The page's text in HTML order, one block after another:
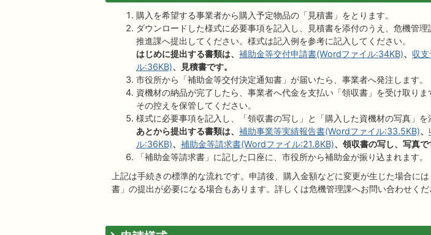
購入を希望する事業者から購入予定物品の「見積書」をとります。
ダウンロードした様式に必要事項を記入し、見積書を添付のうえ、危機管理
推進課へ提出してください。様式は記入例を参考に記入してください。
はじめに提出する書類は、 補助金等交付申請書(Wordファイル:34KB)、 収
ル:36KB)、見積書です。
市役所から「補助金等交付決定通知書」が届いたら、事業者へ発注します。
資機材の納品が完了したら、事業者へ代金を支払い「領収書」を受け取り
その控えを保管してください。
様式に必要事項を記入し、「領収書の写し」と「購入した資機材の写真」を
あとから提出する書類は、 補助事業等実績報告書(Wordファイル:33.5KB)、
ル:36KB)、 補助金等請求書(Wordファイル:21.8KB)、領収書の写し、写真で
「補助金等請求書」に記した口座に、市役所から補助金が振り込まれます。
上記は手続きの標準的な流れです。申請後、購入金額などに変更が生じた場合に
書」の提出が必要になる場合もあります。詳しくは危機管理課へお問い合わせくだ